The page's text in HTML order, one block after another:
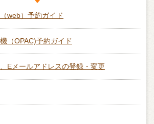
web）予約ガイド
（OPAC)予約ガイド
Eメールアドレスの登録・変更